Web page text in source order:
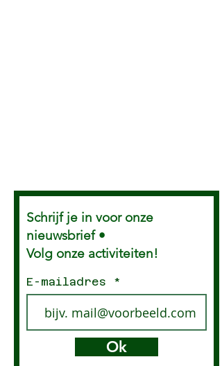
Schrijf je in voor onze
nieuwsbrief •
Volg onze activiteiten!
E-mailadres
Ok